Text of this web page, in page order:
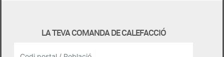
LA TEVA COMANDA DE CALEFACCIÓ